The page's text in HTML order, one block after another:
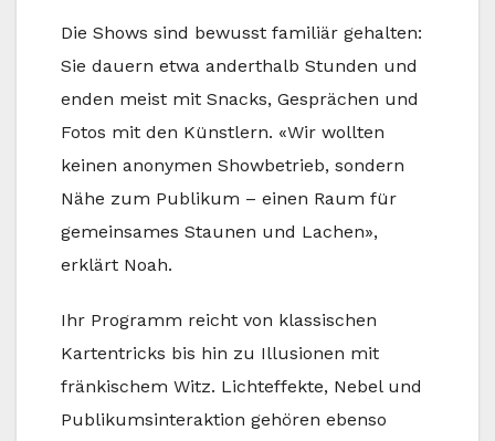
Die Shows sind bewusst familiär gehalten:
Sie dauern etwa anderthalb Stunden und
enden meist mit Snacks, Gesprächen und
Fotos mit den Künstlern. «Wir wollten
keinen anonymen Showbetrieb, sondern
Nähe zum Publikum – einen Raum für
gemeinsames Staunen und Lachen»,
erklärt Noah.
Ihr Programm reicht von klassischen
Kartentricks bis hin zu Illusionen mit
fränkischem Witz. Lichteffekte, Nebel und
Publikumsinteraktion gehören ebenso